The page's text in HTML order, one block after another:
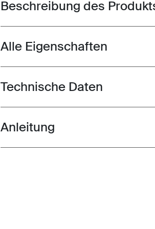
Toggle overview
Beschreibung des
Toggle features
Alle Eigenschaften
Toggle techspec
Technische Daten
Toggle guides and instructions
Anleitung